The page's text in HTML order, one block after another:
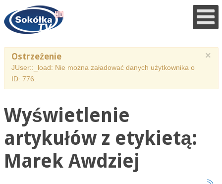
×
Ostrzeżenie
JUser::_load: Nie można załadować danych użytkownika o
ID: 776.
Wyświetlenie
artykułów z etykietą:
Marek Awdziej